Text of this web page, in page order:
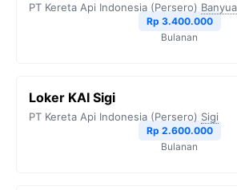
PT Kereta Api Indonesia (Persero)
Rp 3.400.000
Bulanan
Loker KAI Sigi
PT Kereta Api Indonesia (Persero) Sigi
Rp 2.600.000
Bulanan